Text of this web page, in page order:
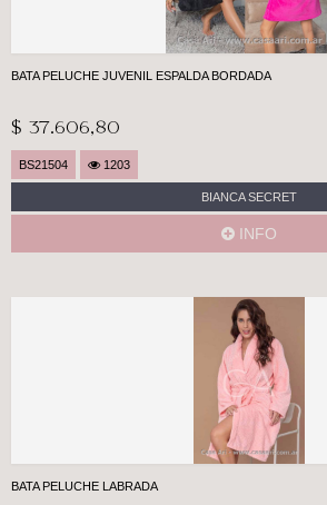
BATA PELUCHE JUVENIL ESPALDA BORDADA
$ 37.606,80
BS21504 1203
BIANCA SECRET
INFO
BATA PELUCHE LABRADA